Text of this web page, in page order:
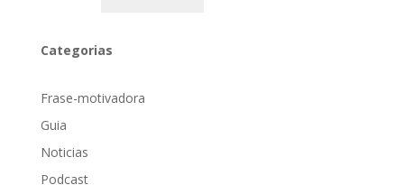
Categorias
Frase-motivadora
Guia
Noticias
Podcast